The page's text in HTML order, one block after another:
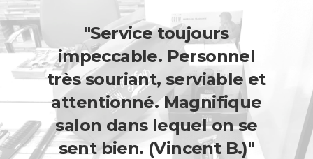
"Service toujours
impeccable. Personnel
très souriant, serviable et
attentionné. Magnifique
salon dans lequel on se
sent bien. (Vincent B.)"